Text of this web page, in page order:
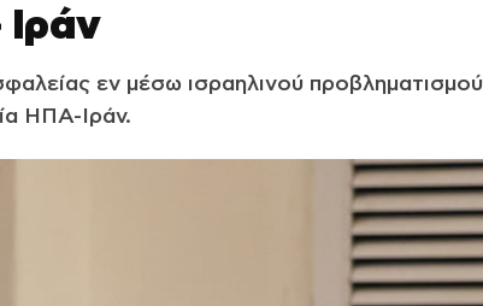
εν μέσω ισραηλινού προβληματισμού
ΗΠΑ-Ιράν.